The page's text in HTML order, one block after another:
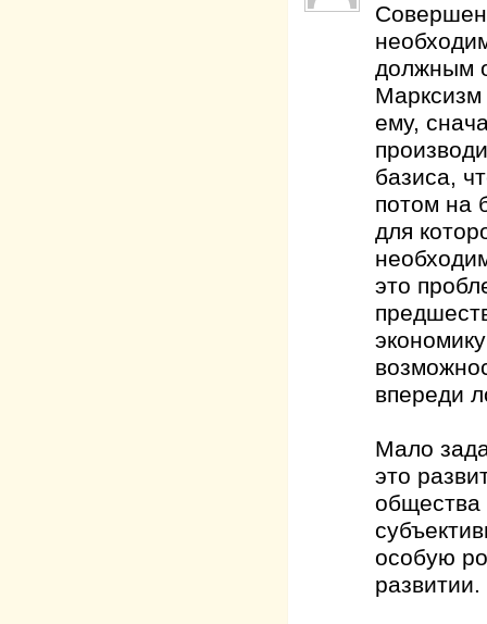
должным
Марксизм
ему,
базиса,
потом на
для
это
впереди
Мало
это
общества
особую
развитии.